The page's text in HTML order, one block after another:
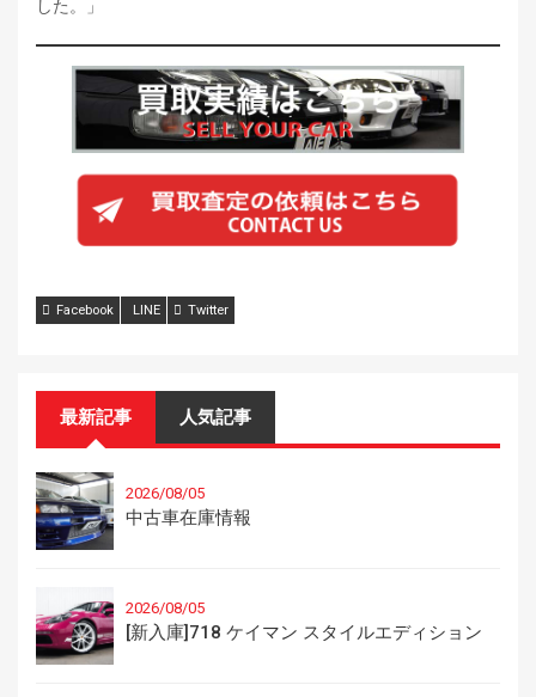
した。」
Facebook LINE Twitter
最新記事 人気記事
2026/08/05
中古車在庫情報
2026/08/05
[新入庫]718 ケイマン スタイルエディション